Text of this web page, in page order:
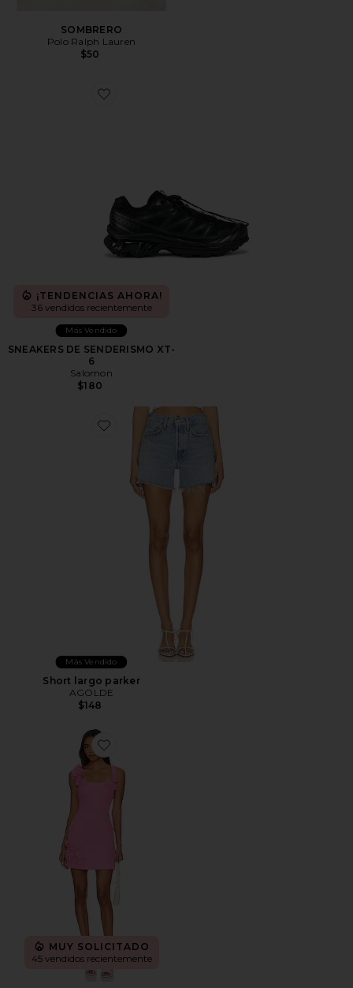
SOMBRERO
Polo Ralph Lauren
$50
Favorite SNEAKERS DE SENDERISMO XT-6
¡TENDENCIAS AHORA!
36 vendidos recientemente
Más Vendido
SNEAKERS DE SENDERISMO XT-
6
Salomon
$180
Favorite Short largo parker
Más Vendido
Short largo parker
AGOLDE
$148
Favorite MINIVESTIDO TROMPE
MUY SOLICITADO
45 vendidos recientemente